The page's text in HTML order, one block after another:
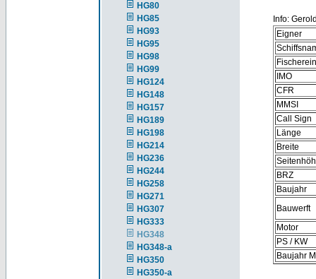
HG80
HG85
HG93
HG95
HG98
HG99
HG124
HG148
HG157
HG189
HG198
HG214
HG236
HG244
HG258
HG271
HG307
HG333
HG348
HG348-a
HG350
HG350-a
Info:
Eigner
IMO
CFR
MMSI
Call Sign
Länge
Breite
BRZ
Baujahr
Bauwerft
Motor
PS / KW
Baujahr